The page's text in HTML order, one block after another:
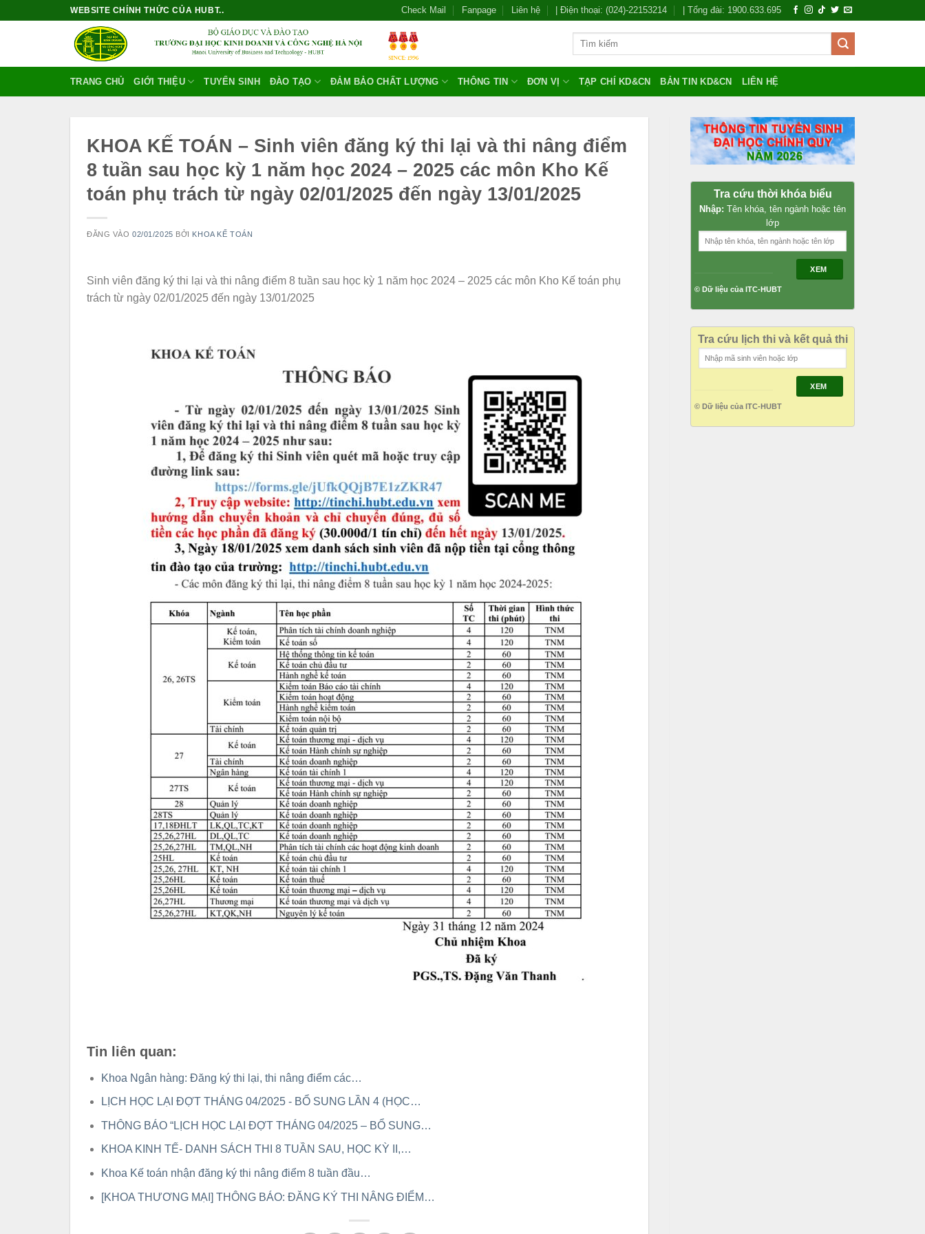
WEBSITE CHÍNH THỨC CỦA HUBT.. Check Mail Fanpage Liên hệ | Điện thoại: (024)-22153214 | Tổng đài: 1900.633.695
TRANG CHỦ GIỚI THIỆU TUYỂN SINH ĐÀO TẠO ĐẢM BẢO CHẤT LƯỢNG THÔNG TIN ĐƠN VỊ TẠP CHÍ KD&CN BẢN TIN KD&CN LIÊN HỆ
KHOA KẾ TOÁN – Sinh viên đăng ký thi lại và thi nâng điểm
8 tuần sau học kỳ 1 năm học 2024 – 2025 các môn Kho Kế
toán phụ trách từ ngày 02/01/2025 đến ngày 13/01/2025
ĐĂNG VÀO02/01/2025 BỞI KHOA KẾ TOÁN
Sinh viên đăng ký thi lại và thi nâng điểm 8 tuần sau học kỳ 1 năm học 2024 – 2025 các môn Kho Kế toán phụ
trách từ ngày 02/01/2025 đến ngày 13/01/2025
Tin liên quan:
Khoa Ngân hàng: Đăng ký thi lại, thi nâng điểm các…
LỊCH HỌC LẠI ĐỢT THÁNG 04/2025 - BỔ SUNG LẦN 4 (HỌC…
THÔNG BÁO “LỊCH HỌC LẠI ĐỢT THÁNG 04/2025 – BỔ SUNG…
KHOA KINH TẾ- DANH SÁCH THI 8 TUẦN SAU, HỌC KỲ II,…
Khoa Kế toán nhận đăng ký thi nâng điểm 8 tuần đầu…
[KHOA THƯƠNG MẠI] THÔNG BÁO: ĐĂNG KÝ THI NÂNG ĐIỂM…
Tra cứu thời khóa biểu
Nhập: Tên khóa, tên ngành hoặc tên
lớp
XEM
© Dữ liệu của ITC-HUBT
Tra cứu lịch thi và kết quả thi
XEM
© Dữ liệu của ITC-HUBT